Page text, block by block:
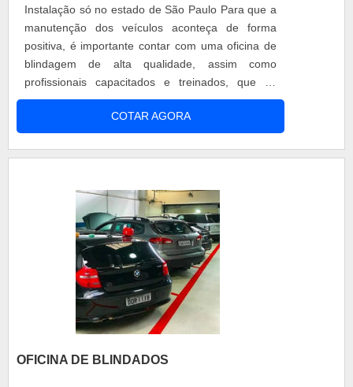
Instalação só no estado de São Paulo Para que a
manutenção dos veículos aconteça de forma
positiva, é importante contar com uma oficina de
blindagem de alta qualidade, assim como
profissionais capacitados e treinados, que se
garantam em relação aos serviços prestados. A
blindagem pode ser dividida em diferentes níveis,
escolhidos conforme a necessidade do cliente.
COTAR AGORA
OFICINA DE BLINDADOS